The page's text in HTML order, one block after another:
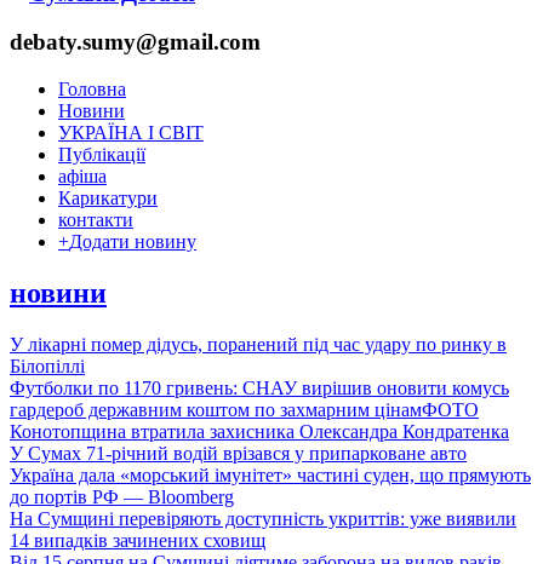
debaty.sumy@gmail.com
Головна
Новини
УКРАЇНА І СВІТ
Публікації
афіша
Карикатури
контакти
+Додати новину
новини
У лікарні помер дідусь, поранений під час удару по ринку в
Білопіллі
Футболки по 1170 гривень: СНАУ вирішив оновити комусь
гардероб державним коштом по захмарним цінамФОТО
Конотопщина втратила захисника Олександра Кондратенка
У Сумах 71-річний водій врізався у припарковане авто
Україна дала «морський імунітет» частині суден, що прямують
до портів РФ — Bloomberg
На Сумщині перевіряють доступність укриттів: уже виявили
14 випадків зачинених сховищ